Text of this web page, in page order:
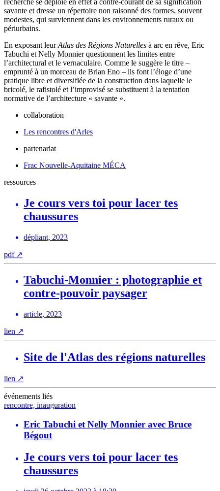
savante et dresse un répertoire non raisonné des formes, souvent
modestes, qui surviennent dans les environnements ruraux ou
périurbains.
En exposant leurAtlas des Régions Naturelles à arc en rêve, Eric
Tabuchi et Nelly Monnier questionnent les limites entre
l’architectural et le vernaculaire. Comme le suggère le titre –
emprunté à un morceau de Brian Eno – ils font l’éloge d’une
pratique libre et diversifiée de la construction dans laquelle le
bricolé, le rafistolé et l’improvisé se substituent à la tentation
normative de l’architecture « savante ».
collaboration
Les rencontres d'Arles
partenariat
Frac Nouvelle-Aquitaine MÉCA
ressources
Je cours vers toi pour lacer tes
chaussures
dépliant, 2023
pdf ↗
Tabuchi-Monnier : photographie et
contre-pouvoir paysager
article, 2023
lien ↗
Site de l'Atlas des régions naturelles
lien ↗
événements liés
rencontre, inauguration
Eric Tabuchi et Nelly Monnier avec Bruce
Bégout
Je cours vers toi pour lacer tes
chaussures